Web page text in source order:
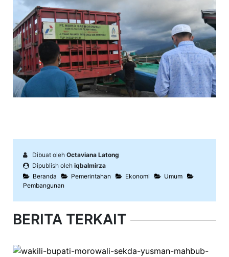
Dibuat oleh Octaviana Latong
Dipublish oleh iqbalmirza
Beranda
Pemerintahan Ekonomi
Umum
Pembangunan
BERITA TERKAIT